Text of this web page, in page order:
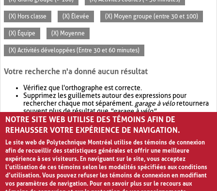
(X) Hors classe (X) Élevée (X) Moyen groupe (entre 30 et 100)
(X) Équipe (X) Moyenne
(X) Activités développées (Entre 30 et 60 minutes)
Votre recherche n'a donné aucun résultat
Vérifiez que l'orthographe est correcte.
Supprimez les guillemets autour des expressions pour
rechercher chaque mot séparément. garage à véloretournera
souvent plus de résultat que"garage à vélo".
Envisagez d'élargir votre recherche avec OR.garage OR vélo
retournera souvent plus de résultat quegarage à vélo
NOTRE SITE WEB UTILISE DES TÉMOINS AFIN DE
REHAUSSER VOTRE EXPÉRIENCE DE NAVIGATION.
Le site web de Polytechnique Montréal utilise des témoins de connexion
afin de recueillir des statistiques générales et offrir une meilleure
expérience à ses visiteurs. En naviguant sur le site, vous acceptez
l’utilisation de ces témoins selon les modalités spécifiées aux conditions
d’utilisation. Vous pouvez refuser les témoins de connexion en modifiant
vos paramètres de navigation. Pour en savoir plus sur le recours aux